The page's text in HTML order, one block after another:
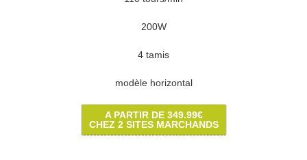
200W
4 tamis
modèle horizontal
A PARTIR DE 349.99€
CHEZ 2 SITES MARCHANDS